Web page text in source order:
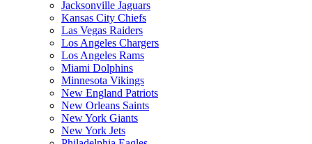
Jacksonville Jaguars
Kansas City Chiefs
Las Vegas Raiders
Los Angeles Chargers
Los Angeles Rams
Miami Dolphins
Minnesota Vikings
New England Patriots
New Orleans Saints
New York Giants
New York Jets